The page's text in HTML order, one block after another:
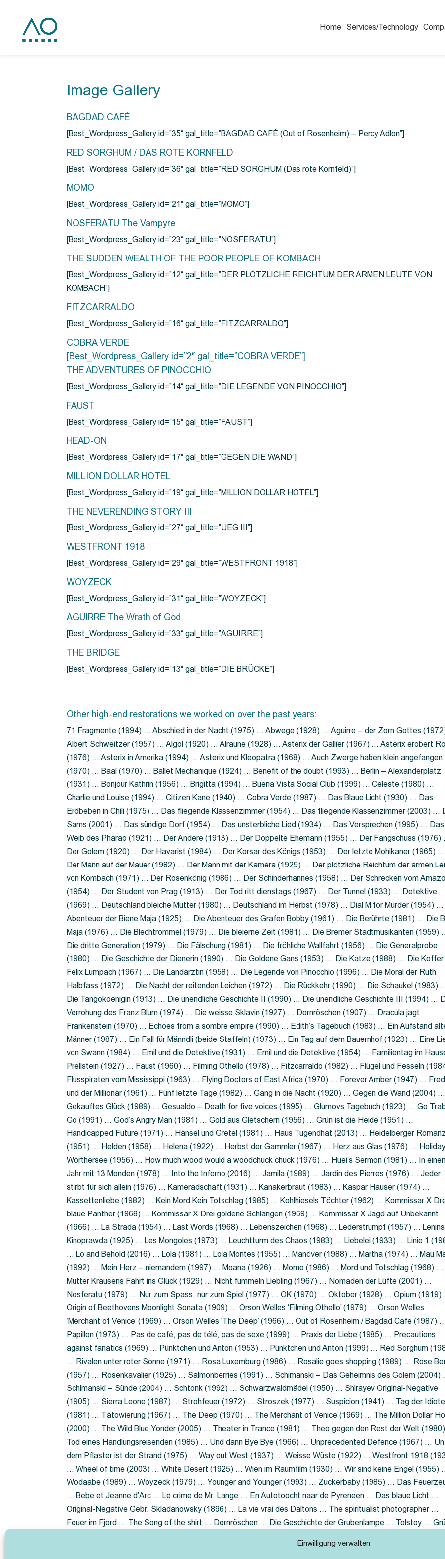
Einwilligung verwalten
Home Services/Technology
Image Gallery
BAGDAD CAFÉ
[Best_Wordpress_Gallery id=”35″ gal_title=”BAGDAD CAFÉ (Out of Rosenheim) – Percy Adlon”]
RED SORGHUM / DAS ROTE KORNFELD
[Best_Wordpress_Gallery id=”36″ gal_title=”RED SORGHUM (Das rote Kornfeld)”]
MOMO
[Best_Wordpress_Gallery id=”21″ gal_title=”MOMO”]
NOSFERATU The Vampyre
[Best_Wordpress_Gallery id=”23″ gal_title=”NOSFERATU”]
THE SUDDEN WEALTH OF THE POOR PEOPLE OF KOMBACH
[Best_Wordpress_Gallery id=”12″ gal_title=”DER PLÖTZLICHE REICHTUM DER ARMEN LEUTE VON
KOMBACH”]
FITZCARRALDO
[Best_Wordpress_Gallery id=”16″ gal_title=”FITZCARRALDO”]
COBRA VERDE
[Best_Wordpress_Gallery id=”2″ gal_title=”COBRA VERDE”]
THE ADVENTURES OF PINOCCHIO
[Best_Wordpress_Gallery id=”14″ gal_title=”DIE LEGENDE VON PINOCCHIO”]
FAUST
[Best_Wordpress_Gallery id=”15″ gal_title=”FAUST”]
HEAD-ON
[Best_Wordpress_Gallery id=”17″ gal_title=”GEGEN DIE WAND”]
MILLION DOLLAR HOTEL
[Best_Wordpress_Gallery id=”19″ gal_title=”MILLION DOLLAR HOTEL”]
THE NEVERENDING STORY III
[Best_Wordpress_Gallery id=”27″ gal_title=”UEG III”]
WESTFRONT 1918
[Best_Wordpress_Gallery id=”29″ gal_title=”WESTFRONT 1918″]
WOYZECK
[Best_Wordpress_Gallery id=”31″ gal_title=”WOYZECK”]
AGUIRRE The Wrath of God
[Best_Wordpress_Gallery id=”33″ gal_title=”AGUIRRE”]
THE BRIDGE
[Best_Wordpress_Gallery id=”13″ gal_title=”DIE BRÜCKE”]
Other high-end restorations we worked on over the past years:
71 Fragmente (1994) … Abschied in der Nacht (1975) … Abwege (1928) … Aguirre – der Zorn Gottes
Albert Schweitzer (1957) … Algol (1920) … Alraune (1928) … Asterix der Gallier (1967) … Asterix erobert
(1976) … Asterix in Amerika (1994) … Asterix und Kleopatra (1968) … Auch Zwerge haben klein angefangen
(1970) … Baal (1970) … Ballet Mechanique (1924) … Benefit of the doubt (1993) … Berlin – Alexanderplatz
(1931) … Bonjour Kathrin (1956) … Brigitta (1994) … Buena Vista Social Club (1999) … Celeste (1980) …
Charlie und Louise (1994) … Citizen Kane (1940) … Cobra Verde (1987) … Das Blaue Licht (1930) … Das
Erdbeben in Chili (1975) … Das fliegende Klassenzimmer (1954) … Das fliegende Klassenzimmer (2003) …
Sams (2001) … Das sündige Dorf (1954) … Das unsterbliche Lied (1934) … Das Versprechen (1995) … Das
Weib des Pharao (1921) … Der Andere (1913) … Der Doppelte Ehemann (1955) … Der Fangschuss (1976)
Der Golem (1920) … Der Havarist (1984) … Der Korsar des Königs (1953) … Der letzte Mohikaner (1965) …
Der Mann auf der Mauer (1982) … Der Mann mit der Kamera (1929) … Der plötzliche Reichtum der armen
von Kombach (1971) … Der Rosenkönig (1986) … Der Schinderhannes (1958) … Der Schrecken vom
(1954) … Der Student von Prag (1913) … Der Tod ritt dienstags (1967) … Der Tunnel (1933) … Detektive
(1969) … Deutschland bleiche Mutter (1980) … Deutschland im Herbst (1978) … Dial M for Murder (1954) …
Abenteuer der Biene Maja (1925) … Die Abenteuer des Grafen Bobby (1961) … Die Berührte (1981) … Die
Maja (1976) … Die Blechtrommel (1979) … Die bleierne Zeit (1981) … Die Bremer Stadtmusikanten (1959)
Die dritte Generation (1979) … Die Fälschung (1981) … Die fröhliche Wallfahrt (1956) … Die Generalprobe
(1980) … Die Geschichte der Dienerin (1990) … Die Goldene Gans (1953) … Die Katze (1988) … Die Koffer
Felix Lumpach (1967) … Die Landärztin (1958) … Die Legende von Pinocchio (1996) … Die Moral der Ruth
Halbfass (1972) … Die Nacht der reitenden Leichen (1972) … Die Rückkehr (1990) … Die Schaukel (1983)
Die Tangokoenigin (1913) … Die unendliche Geschichte II (1990) … Die unendliche Geschichte III (1994) …
Verrohung des Franz Blum (1974) … Die weisse Sklavin (1927) … Dornröschen (1907) … Dracula jagt
Frankenstein (1970) … Echoes from a sombre empire (1990) … Edith’s Tagebuch (1983) … Ein Aufstand
Männer (1987) … Ein Fall für Männdli (beide Staffeln) (1973) … Ein Tag auf dem Bauernhof (1923) … Eine
von Swann (1984) … Emil und die Detektive (1931) … Emil und die Detektive (1954) … Familientag im
Prellstein (1927) … Faust (1960) … Filming Othello (1978) … Fitzcarraldo (1982) … Flügel und Fesseln
Flusspiraten vom Mississippi (1963) … Flying Doctors of East Africa (1970) … Forever Amber (1947) …
und der Millionär (1961) … Fünf letzte Tage (1982) … Gang in die Nacht (1920) … Gegen die Wand (2004) …
Gekauftes Glück (1989) … Gesualdo – Death for five voices (1995) … Glumovs Tagebuch (1923) … Go
Go (1991) … God’s Angry Man (1981) … Gold aus Gletschern (1956) … Grün ist die Heide (1951) …
Handicapped Future (1971) … Hänsel und Gretel (1981) … Haus Tugendhat (2013) … Heidelberger
(1951) … Helden (1958) … Helena (1922) … Herbst der Gammler (1967) … Herz aus Glas (1976) …
Wörthersee (1956) … How much wood would a woodchuck chuck (1976) … Huei’s Sermon (1981) … In
Jahr mit 13 Monden (1978) … Into the Inferno (2016) … Jamila (1989) … Jardin des Pierres (1976) … Jeder
stirbt für sich allein (1976) … Kameradschaft (1931) … Kanakerbraut (1983) … Kaspar Hauser (1974) …
Kassettenliebe (1982) … Kein Mord Kein Totschlag (1985) … Kohlhiesels Töchter (1962) … Kommissar X
blaue Panther (1968) … Kommissar X Drei goldene Schlangen (1969) … Kommissar X Jagd auf Unbekannt
(1966) … La Strada (1954) … Last Words (1968) … Lebenszeichen (1968) … Lederstrumpf (1957) …
Kinoprawda (1925) … Les Mongoles (1973) … Leuchtturm des Chaos (1983) … Liebelei (1933) … Linie 1
… Lo and Behold (2016) … Lola (1981) … Lola Montes (1955) … Manöver (1988) … Martha (1974) … Mau
(1992) … Mein Herz – niemandem (1997) … Moana (1926) … Momo (1986) … Mord und Totschlag (1968) …
Mutter Krausens Fahrt ins Glück (1929) … Nicht fummeln Liebling (1967) … Nomaden der Lüfte (2001) …
Nosferatu (1979) … Nur zum Spass, nur zum Spiel (1977) … OK (1970) … Oktober (1928) … Opium (1919)
Origin of Beethovens Moonlight Sonata (1909) … Orson Welles ‘Filming Othello’ (1979) … Orson Welles
‘Merchant of Venice’ (1969) … Orson Welles ‘The Deep’ (1966) … Out of Rosenheim / Bagdad Cafe (1987) …
Papillon (1973) … Pas de café, pas de télé, pas de sexe (1999) … Praxis der Liebe (1985) … Precautions
against fanatics (1969) … Pünktchen und Anton (1953) … Pünktchen und Anton (1999) … Red Sorghum
… Rivalen unter roter Sonne (1971) … Rosa Luxemburg (1986) … Rosalie goes shopping (1989) … Rose
(1957) … Rosenkavalier (1925) … Salmonberries (1991) … Schimanski – Das Geheimnis des Golem (2004)
Schimanski – Sünde (2004) … Schtonk (1992) … Schwarzwaldmädel (1950) … Shirayev Original-Negative
(1905) … Sierra Leone (1987) … Strohfeuer (1972) … Stroszek (1977) … Suspicion (1941) … Tag der
(1981) … Tätowierung (1967) … The Deep (1970) … The Merchant of Venice (1969) … The Million Dollar
(2000) … The Wild Blue Yonder (2005) … Theater in Trance (1981) … Theo gegen den Rest der Welt
Tod eines Handlungsreisenden (1985) … Und dann Bye Bye (1966) … Unprecedented Defence (1967) …
dem Pflaster ist der Strand (1975) … Way out West (1937) … Weisse Wüste (1922) … Westfront 1918
… Wheel of time (2003) … White Desert (1925) … Wien im Raumfilm (1930) … Wir sind keine Engel (1955)
Wodaabe (1989) … Woyzeck (1979) … Younger and Younger (1993) … Zuckerbaby (1985) … Das
… Bebe et Jeanne d’Arc … Le crime de Mr. Lange … En Autotoocht naar de Pyreneen … Das blaue Licht …
Original-Negative Gebr. Skladanowsky (1896) … La vie vrai des Daltons … The spiritualist photographer …
Feuer im Fjord … The Song of the shirt … Dornröschen … Die Geschichte der Grubenlampe … Tolstoy …